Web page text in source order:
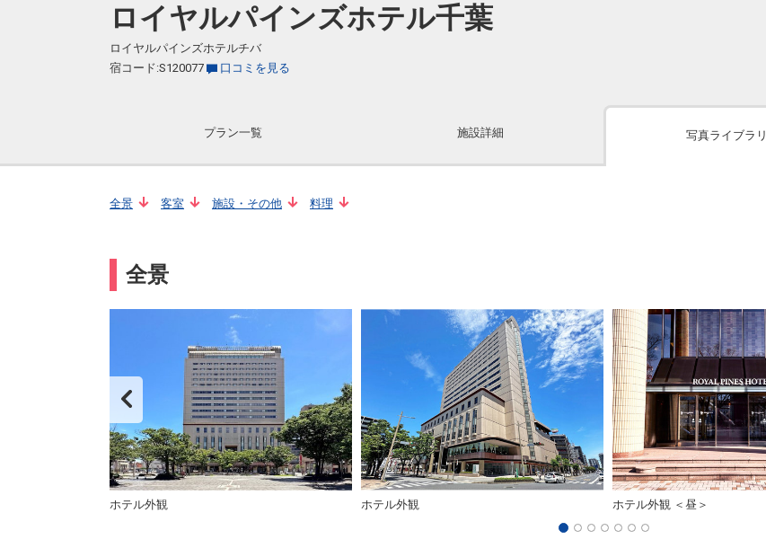
ロイヤルパインズホテル千葉
ロイヤルパインズホテルチバ
宿コード:S120077
口コミを見る
プラン一覧 施設詳細 写真ライブラリ
全景 客室 施設・その他 料理
全景
ホテル外観 ホテル外観 ホテル外観 ＜昼＞